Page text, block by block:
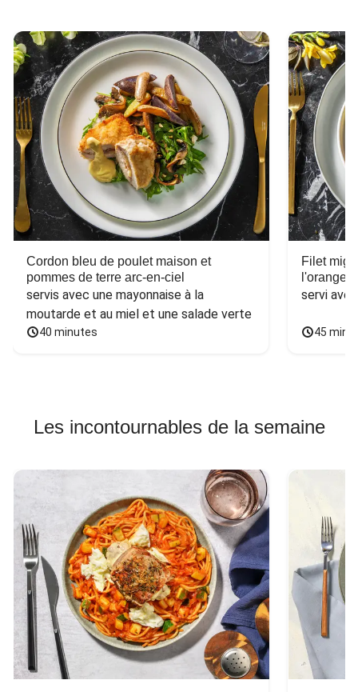
Cordon bleu de poulet maison et
pommes de terre arc-en-ciel
servis avec une mayonnaise à la
moutarde et au miel et une salade verte
40 minutes
Filet
l'orange
servi
45
Les incontournables de la semaine